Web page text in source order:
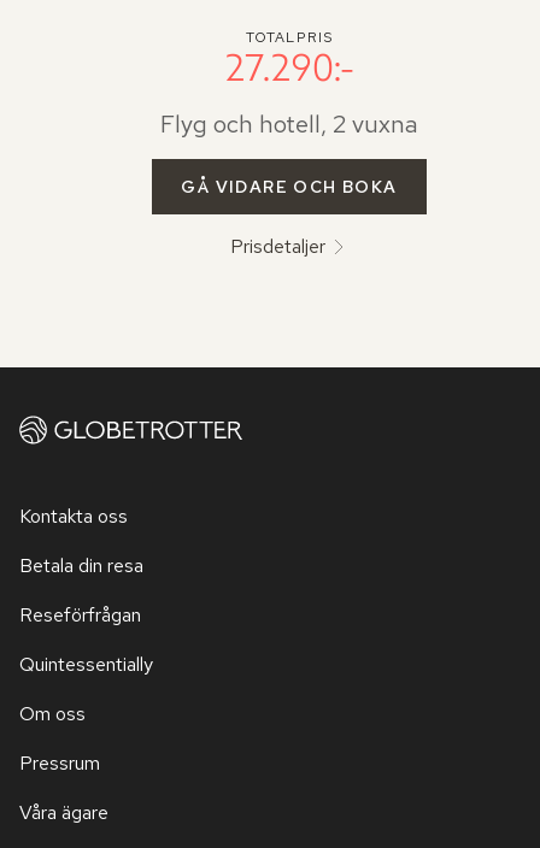
TOTALPRIS
27.290:-
Flyg och hotell, 2 vuxna
GÅ VIDARE OCH BOKA
Prisdetaljer
Kontakta oss
Betala din resa
Reseförfrågan
Quintessentially
Om oss
Pressrum
Våra ägare